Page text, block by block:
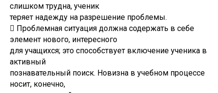
слишком трудна, ученик
теряет надежду на разрешение проблемы.
 Проблемная ситуация должна содержать в себе
элемент нового, интересного
для учащихся; это способствует включение ученика в
активный
познавательный поиск. Новизна в учебном процессе
носит, конечно,